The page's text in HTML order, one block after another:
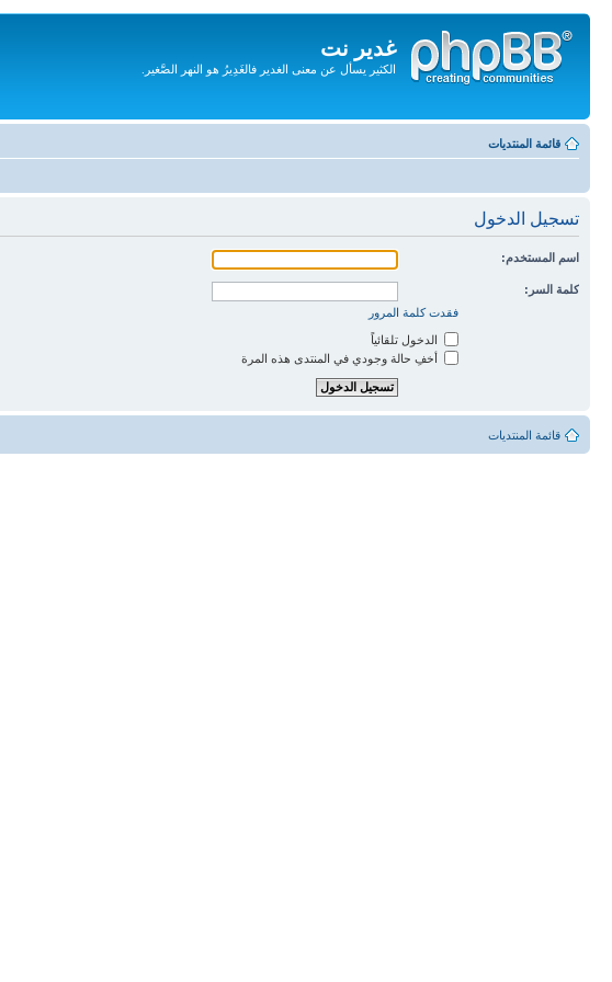
غدير نت
الكثير يسأل عن معنى الغدير فالغَدِيرُ هو النهر الصَّغير.
المحتويات
قائمة المنتديات
تسجيل الدخول
اسم المستخدم:
كلمة السر:
فقدت كلمة المرور
الدخول تلقائياً
أخفِ حالة وجودي في المنتدى هذه المرة
قائمة المنتديات